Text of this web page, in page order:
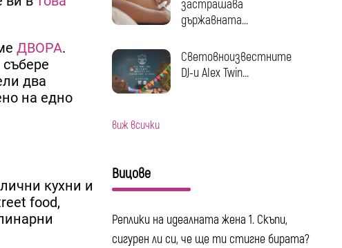
ДВОРА.
два
на едно
кухни и
food,
застрашава
държавната...
Световноизвестните
DJ-и Alex Twin...
виж всички
Вицове
Реплики на идеалната жена 1. Скъпи,
сигурен ли си, че ще ти стигне бирата?